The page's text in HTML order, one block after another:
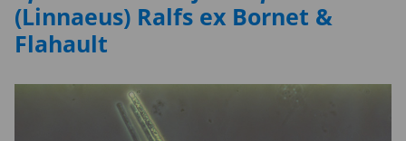
(Linnaeus) Ralfs ex Bornet &
Flahault